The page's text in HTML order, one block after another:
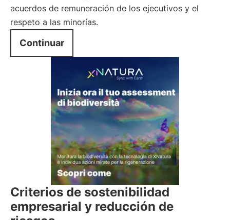
acuerdos de remuneración de los ejecutivos y el
respeto a las minorías.
Continuar
Criterios de sostenibilidad
empresarial y reducción de